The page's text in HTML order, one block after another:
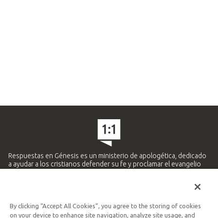
Respuestas en Génesis es un ministerio de apologética, dedicado
a ayudar a los cristianos defender su fe y proclamar el evangelio
Ministerio Hispano y Latinoamericano
By clicking “Accept All Cookies”, you agree to the storing of cookies
on your device to enhance site navigation, analyze site usage, and